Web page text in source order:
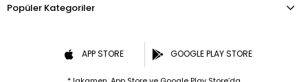
Popüler Kategoriler
APP STORE GOOGLE PLAY STORE